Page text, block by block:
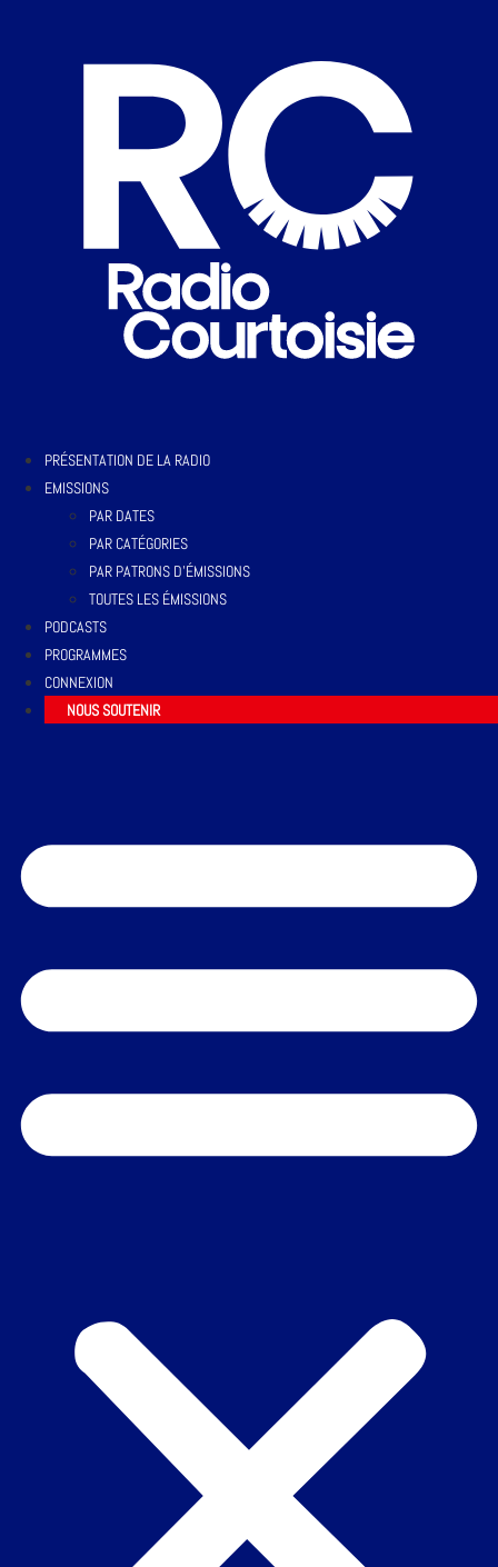
PRÉSENTATION DE LA RADIO
EMISSIONS
PAR DATES
PAR CATÉGORIES
PAR PATRONS D’ÉMISSIONS
TOUTES LES ÉMISSIONS
PODCASTS
PROGRAMMES
CONNEXION
NOUS SOUTENIR